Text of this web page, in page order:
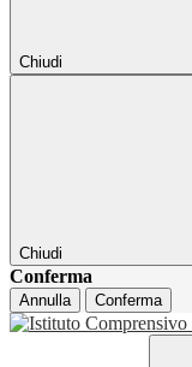
Chiudi
Chiudi
Conferma
Annulla Conferma